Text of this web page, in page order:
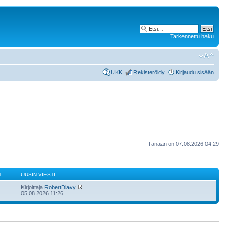
Tarkennettu haku
UKK Rekisteröidy Kirjaudu sisään
Tänään on 07.08.2026 04:29
UUSIN VIESTI
Kirjoittaja RobertDiavy
05.08.2026 11:26